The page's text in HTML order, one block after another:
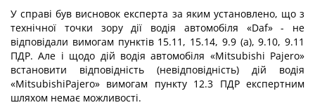
У справі був висновок експерта за яким установлено, що з
технічної точки зору дії водія автомобіля «Daf» - не
відповідали вимогам пунктів 15.11, 15.14, 9.9 (а), 9.10, 9.11
ПДР. Але і щодо дій водія автомобіля «Mitsubishi Pajero»
встановити відповідність (невідповідність) дій водія
«MitsubishiPajero» вимогам пункту 12.3 ПДР експертним
шляхом немає можливості.